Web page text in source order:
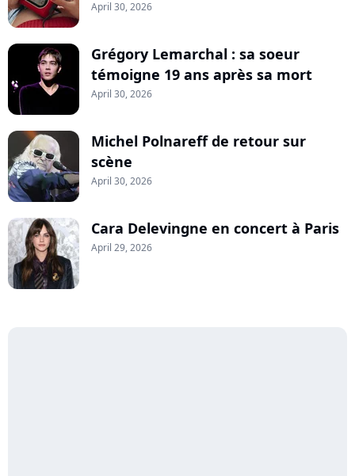
April 30, 2026
Grégory Lemarchal : sa soeur
témoigne 19 ans après sa mort
April 30, 2026
Michel Polnareff de retour sur
scène
April 30, 2026
Cara Delevingne en concert à Paris
April 29, 2026